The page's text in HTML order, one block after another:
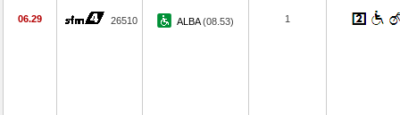
06.29 26510 ALBA(08.53) 1